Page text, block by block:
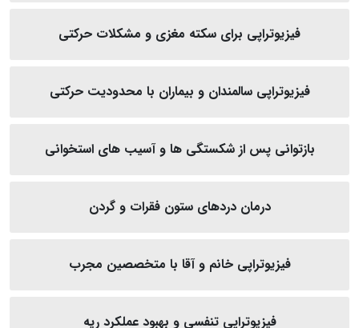
فیزیوتراپی برای سکته مغزی و مشکلات حرکتی
فیزیوتراپی سالمندان و بیماران با محدودیت حرکتی
بازتوانی پس از شکستگی‌ ها و آسیب‌ های استخوانی
درمان دردهای ستون فقرات و گردن
فیزیوتراپی خانم و آقا با متخصصین مجرب
فیزیوتراپی تنفسی و بهبود عملکرد ریه